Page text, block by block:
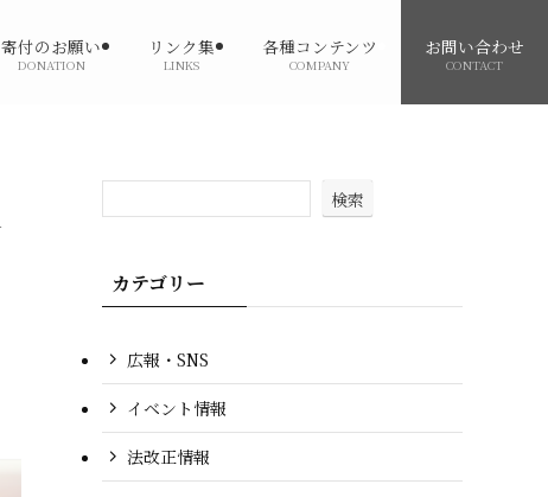
寄付のお願い
DONATION
リンク集
LINKS
各種コンテンツ
COMPANY
お問い合わせ
CONTACT
検索
カテゴリー
広報・SNS
イベント情報
法改正情報